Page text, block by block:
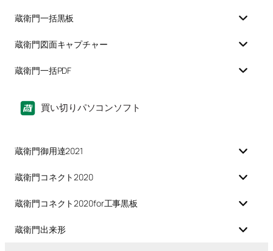
蔵衛門一括黒板
蔵衛門図面キャプチャー
蔵衛門一括PDF
買い切りパソコンソフト
蔵衛門御用達2021
蔵衛門コネクト2020
蔵衛門コネクト2020for工事黒板
蔵衛門出来形